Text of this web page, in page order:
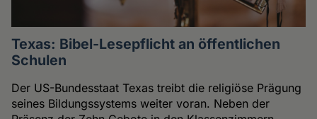
Texas: Bibel-Lesepflicht an öffentlichen
Schulen
Der US-Bundesstaat Texas treibt die religiöse Prägung
seines Bildungssystems weiter voran. Neben der